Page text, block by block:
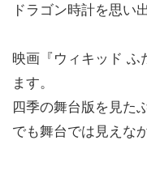
ドラゴン時計を思い
映画『ウィキッド ふ
ます。
四季の舞台版を見た
でも舞台では見えな